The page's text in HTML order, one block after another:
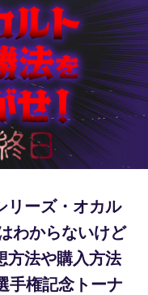
リーズ・オカル
わからないけど
方法や購入方法
手権記念トーナ